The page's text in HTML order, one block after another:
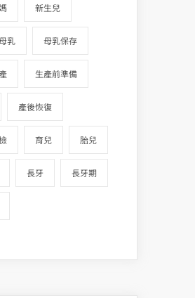
新生兒
乳 母乳保存
生產前準備
產後恢復
育兒 胎兒
長牙 長牙期